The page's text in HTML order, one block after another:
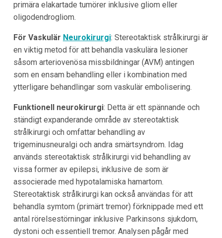
primära elakartade tumörer inklusive gliom eller
oligodendrogliom.
För Vaskulär Neurokirurgi: Stereotaktisk strålkirurgi är
en viktig metod för att behandla vaskulära lesioner
såsom arteriovenösa missbildningar (AVM) antingen
som en ensam behandling eller i kombination med
ytterligare behandlingar som vaskulär embolisering.
Funktionell neurokirurgi: Detta är ett spännande och
ständigt expanderande område av stereotaktisk
strålkirurgi och omfattar behandling av
trigeminusneuralgi och andra smärtsyndrom. Idag
används stereotaktisk strålkirurgi vid behandling av
vissa former av epilepsi, inklusive de som är
associerade med hypotalamiska hamartom.
Stereotaktisk strålkirurgi kan också användas för att
behandla symtom (primärt tremor) förknippade med ett
antal rörelsestörningar inklusive Parkinsons sjukdom,
dystoni och essentiell tremor. Analysen pågår med